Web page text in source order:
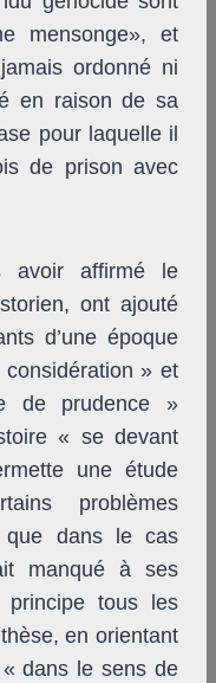
mensonge», et
ordonné ni
en raison de sa
pour laquelle il
de prison avec
avoir affirmé le
ont ajouté
d’une époque
» et
de prudence »
« se devant
une étude
problèmes
que dans le cas
manqué à ses
principe tous les
en orientant
dans le sens de